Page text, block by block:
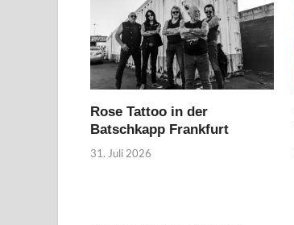
Rose Tattoo in der
Batschkapp Frankfurt
31. Juli 2026